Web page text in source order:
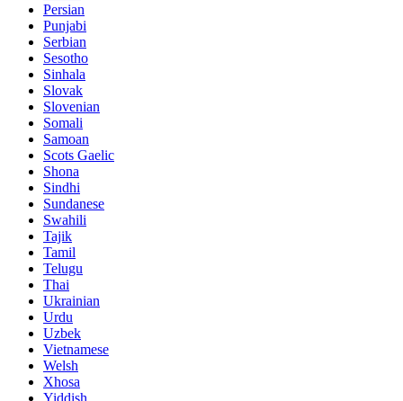
Persian
Punjabi
Serbian
Sesotho
Sinhala
Slovak
Slovenian
Somali
Samoan
Scots Gaelic
Shona
Sindhi
Sundanese
Swahili
Tajik
Tamil
Telugu
Thai
Ukrainian
Urdu
Uzbek
Vietnamese
Welsh
Xhosa